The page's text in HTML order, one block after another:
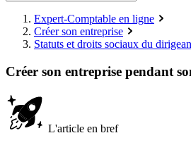
Expert-Comptable en ligne
Créer son entreprise
Statuts et droits sociaux du
Créer son entreprise pendant
L'article en bref